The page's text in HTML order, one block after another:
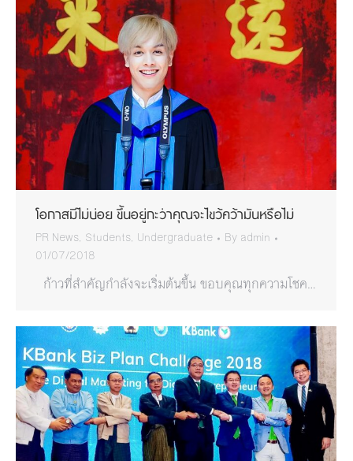
โอกาสมีไม่บ่อย ขึ้นอยู่กะว่าคุณจะไขว้คว้ามันหรือไม่
PR News, Students, Undergraduate By admin
01/07/2018
ก้าวที่สำคัญกำลังจะเริ่มต้นขึ้น ขอบคุณทุกความโชค…